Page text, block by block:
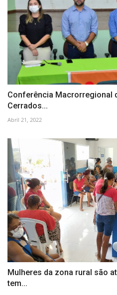
Conferência Macrorregional
Cerrados...
Abril 21, 2022
Mulheres da zona rural são
tem...